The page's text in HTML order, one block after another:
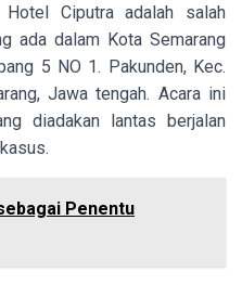
Ciputra adalah salah
ada dalam Kota Semarang
5 NO 1. Pakunden, Kec.
Jawa tengah. Acara ini
diadakan lantas berjalan
Penentu